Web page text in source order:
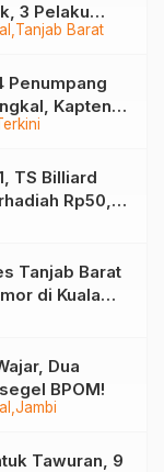
Tanjab Barat
3 Pelaku
Penumpang
Kapten
TS Billiard
Rp50,8
Tanjab Barat
di Kuala
Jambi
Dua
BPOM!
Tawuran, 9